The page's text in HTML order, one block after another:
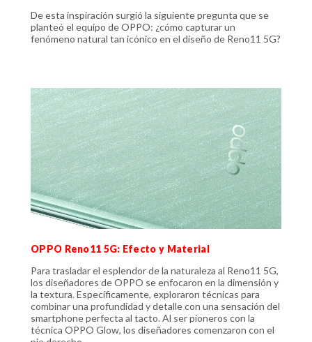
De esta inspiración surgió la siguiente pregunta que se
planteó el equipo de OPPO: ¿cómo capturar un
fenómeno natural tan icónico en el diseño de Reno11 5G?
OPPO Reno11 5G: Efecto y Material
Para trasladar el esplendor de la naturaleza al Reno11 5G,
los diseñadores de OPPO se enfocaron en la dimensión y
la textura. Específicamente, exploraron técnicas para
combinar una profundidad y detalle con una sensación del
smartphone perfecta al tacto. Al ser pioneros con la
técnica OPPO Glow, los diseñadores comenzaron con el